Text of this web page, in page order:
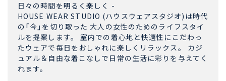
日々の時間を明るく楽しく -
HOUSE WEAR STUDIO (ハウスウェアスタジオ)は時代
の「今」を切り取った 大人の女性のためのライフスタイ
ルを提案します。 室内での着心地と快適性にこだわっ
たウェアで毎日をおしゃれに楽しくリラックス。 カジ
ュアル＆自由な着こなしで日常の生活に彩りを与えてく
れます。